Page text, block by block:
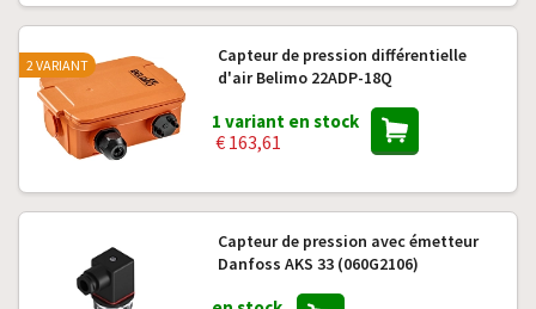
Capteur de pression différentielle
d'air Belimo 22ADP-18Q
1 variant en stock
€ 163,61
2 VARIANT
Capteur de pression avec émetteur
Danfoss AKS 33 (060G2106)